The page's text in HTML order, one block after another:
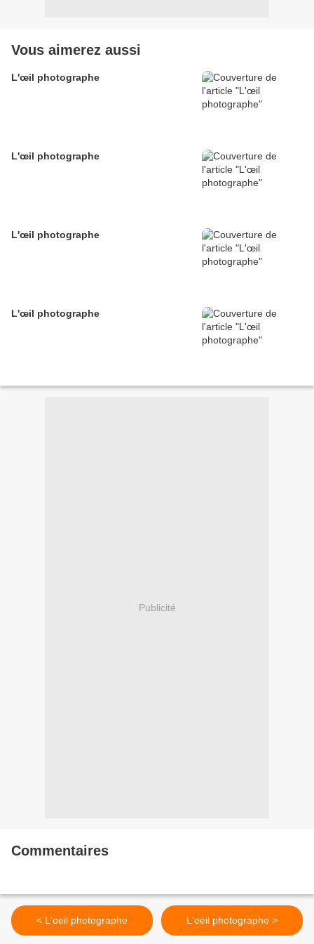
Vous aimerez aussi
L'œil photographe
L'œil photographe
L'œil photographe
L'œil photographe
Publicité
Commentaires
< L'oeil photographe L'oeil photographe >